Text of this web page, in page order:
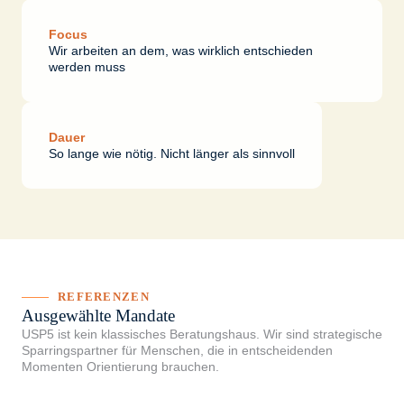
Focus
Wir arbeiten an dem, was wirklich entschieden
werden muss
Dauer
So lange wie nötig. Nicht länger als sinnvoll
REFERENZEN
Ausgewählte Mandate
USP5 ist kein klassisches Beratungshaus. Wir sind strategische
Sparringspartner für Menschen, die in entscheidenden
Momenten Orientierung brauchen.